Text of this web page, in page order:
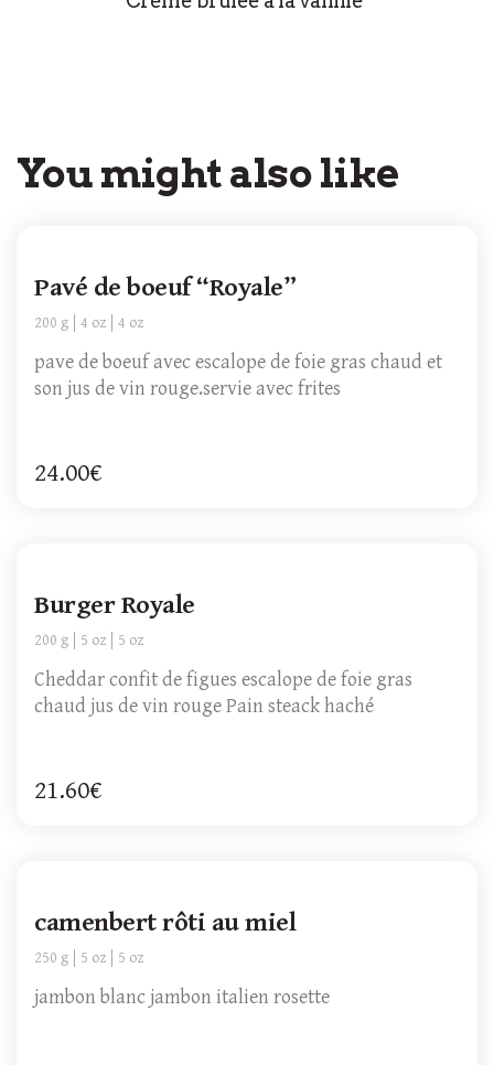
You might also like
Pavé de boeuf “Royale”
200 g 4 oz 4 oz
pave de boeuf avec escalope de foie gras chaud et
son jus de vin rouge.servie avec frites
24.00€
Burger Royale
200 g 5 oz 5 oz
Cheddar confit de figues escalope de foie gras
chaud jus de vin rouge Pain steack haché
21.60€
camenbert rôti au miel
250 g 5 oz 5 oz
jambon blanc jambon italien rosette